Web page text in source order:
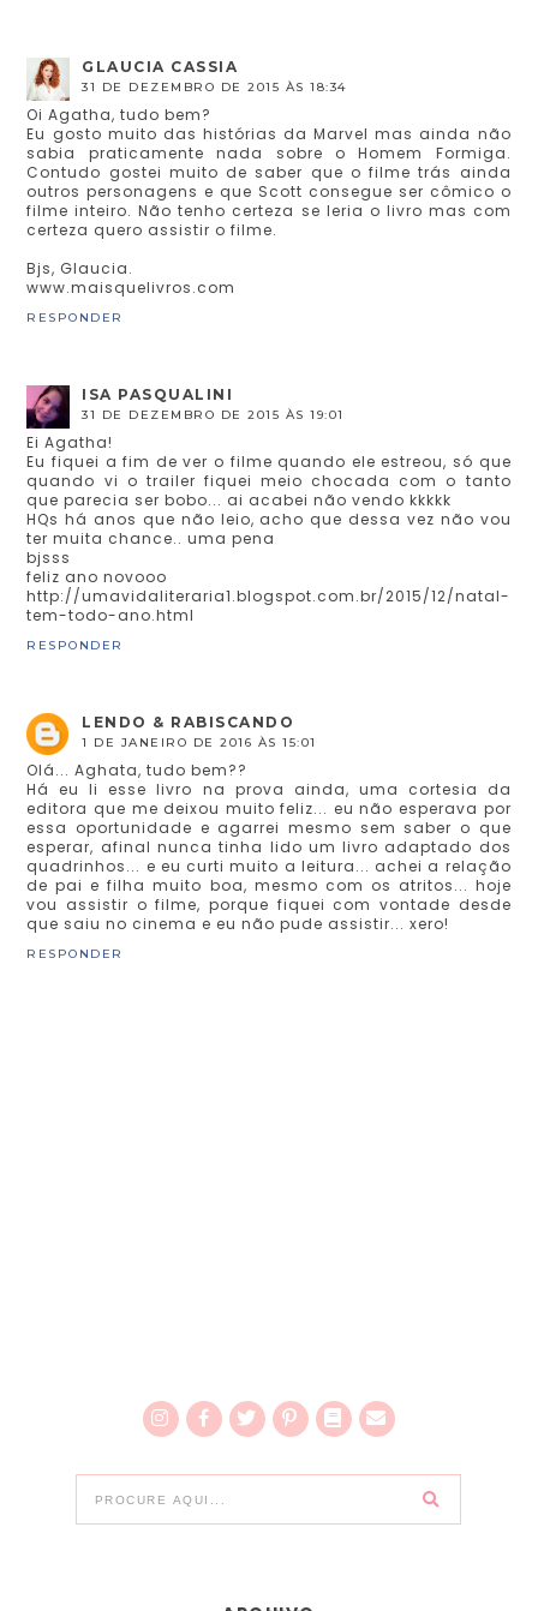
GLAUCIA CASSIA
31 DE DEZEMBRO DE 2015 ÀS 18:34
Oi Agatha, tudo bem?
Eu gosto muito das histórias da Marvel mas ainda não
sabia praticamente nada sobre o Homem Formiga.
Contudo gostei muito de saber que o filme trás ainda
outros personagens e que Scott consegue ser cômico o
filme inteiro. Não tenho certeza se leria o livro mas com
certeza quero assistir o filme.
Bjs, Glaucia.
www.maisquelivros.com
RESPONDER
ISA PASQUALINI
31 DE DEZEMBRO DE 2015 ÀS 19:01
Ei Agatha!
Eu fiquei a fim de ver o filme quando ele estreou, só que
quando vi o trailer fiquei meio chocada com o tanto
que parecia ser bobo... ai acabei não vendo kkkkk
HQs há anos que não leio, acho que dessa vez não vou
ter muita chance.. uma pena
bjsss
feliz ano novooo
http://umavidaliteraria1.blogspot.com.br/2015/12/natal-
tem-todo-ano.html
RESPONDER
LENDO & RABISCANDO
1 DE JANEIRO DE 2016 ÀS 15:01
Olá... Aghata, tudo bem??
Há eu li esse livro na prova ainda, uma cortesia da
editora que me deixou muito feliz... eu não esperava por
essa oportunidade e agarrei mesmo sem saber o que
esperar, afinal nunca tinha lido um livro adaptado dos
quadrinhos... e eu curti muito a leitura... achei a relação
de pai e filha muito boa, mesmo com os atritos... hoje
vou assistir o filme, porque fiquei com vontade desde
que saiu no cinema e eu não pude assistir... xero!
RESPONDER